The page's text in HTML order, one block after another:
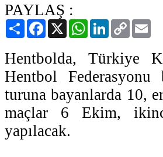
PAYLAŞ :
PaylaşFacebook
X WhatsAppLinkedIn
Copy
Link
Hentbolda, Türkiye
Hentbol Federasyonu
turuna bayanlarda 10,
maçlar 6 Ekim,
yapılacak.